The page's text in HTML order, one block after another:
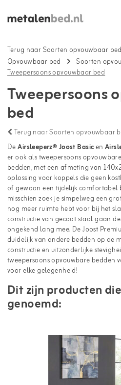
Terug naar Soorten opvouwbaar bed
Opvouwbaar bed
Soorten
Tweepersoons opvouwbaar bed
Tweepersoons
bed
Terug naar Soorten opvouwbaar
DeAirsleeperz® Joost Basicen
er ook als tweepersoons
bedden, met een afmeting van
oplossing voor koppels die geen
of gewoon een tijdelijk comfortabel
misschien zoek je simpelweg een
nog meer ruimte hebt voor bij het
constructie van gecoat staal gaan
ongekend lang mee. De Joost
duidelijk van andere bedden op de
constructie en uitzonderlijke
tweepersoons opvouwbare bedden
voor elke gelegenheid!
Dit zijn producten
genoemd: